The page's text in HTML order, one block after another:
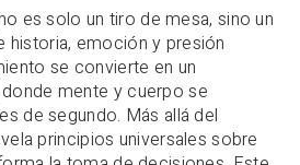
es solo un tiro de mesa, sino un
emoción y presión
se convierte en un
mente y cuerpo se
de segundo. Más allá del
principios universales sobre